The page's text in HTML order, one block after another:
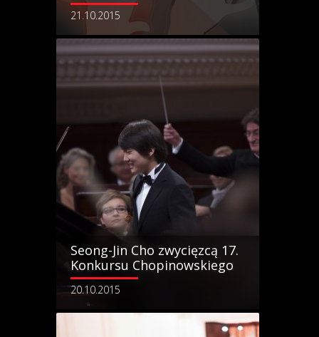
21.10.2015
Seong-Jin Cho zwycięzcą 17.
Konkursu Chopinowskiego
20.10.2015